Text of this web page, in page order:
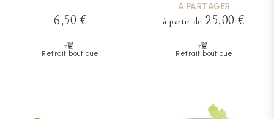
6,50 €
Retrait boutique
À PARTAGER
à partir de 25,00 €
Retrait boutique